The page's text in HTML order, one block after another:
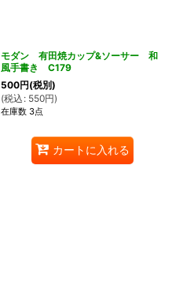
モダン 有田焼カップ&ソーサー 和
風手書き C179
500円(税別)
(税込 : 550円)
在庫数 3点
カートに入れる